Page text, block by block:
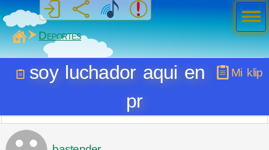
MiSabueso
Deportes
Mi klip
soy luchador aqui en
pr
Men
ú